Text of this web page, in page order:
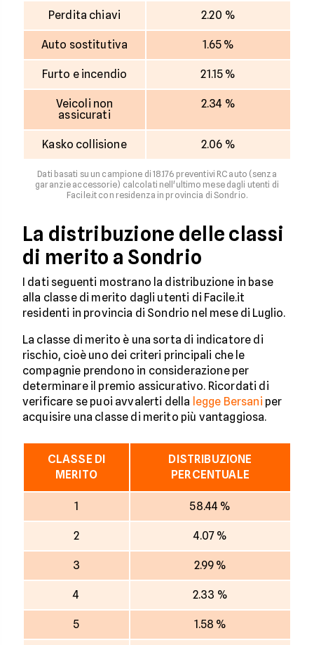
Perdita chiavi 2.20 %
Auto sostitutiva 1.65 %
Furto e incendio 21.15 %
Veicoli non
assicurati
2.34 %
Kasko collisione 2.06 %
Dati basati su un campione di 18.176 preventivi RC auto (senza
garanzie accessorie) calcolati nell'ultimo mese dagli utenti di
Facile.it con residenza in provincia di Sondrio.
La distribuzione delle classi
di merito a Sondrio
I dati seguenti mostrano la distribuzione in base
alla classe di merito dagli utenti di Facile.it
residenti in provincia di Sondrio nel mese di Luglio.
La classe di merito è una sorta di indicatore di
rischio, cioè uno dei criteri principali che le
compagnie prendono in considerazione per
determinare il premio assicurativo. Ricordati di
verificare se puoi avvalerti della legge Bersani per
acquisire una classe di merito più vantaggiosa.
CLASSE DI
MERITO
DISTRIBUZIONE
PERCENTUALE
1 58.44 %
2 4.07 %
3 2.99 %
4 2.33 %
5 1.58 %